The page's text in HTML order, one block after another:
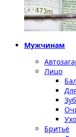
Мужчинам
Лицо
Бритьё